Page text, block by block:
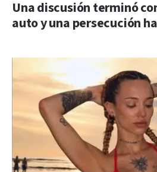
Una discusión terminó
auto y una persecución